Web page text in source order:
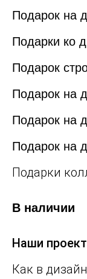
Подарок на
Подарки ко
Подарок
Подарок на
Подарок на
Подарок на
Подарки
В наличии
Наши
Как в